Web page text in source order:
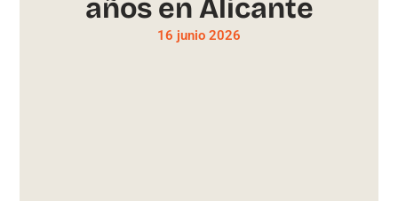
años en Alicante
16 junio 2026